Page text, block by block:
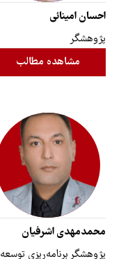
احسان امینائی
پژوهشگر
مشاهده مطالب
محمدمهدی اشرفیان
پژوهشگر برنامه‌ریزی توسعه